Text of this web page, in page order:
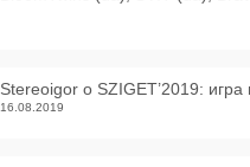
Stereoigor о SZIGET’2019:
16.08.2019